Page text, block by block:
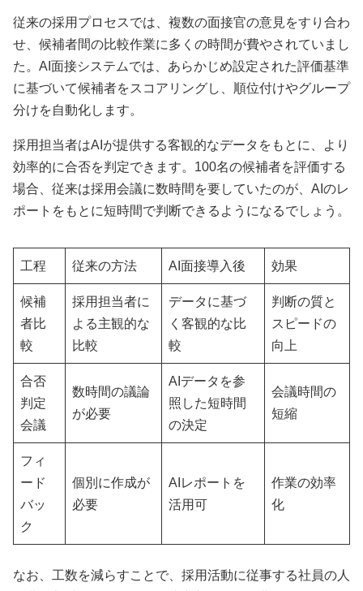
従来の採用プロセスでは、複数の面接官の意見をすり合わ
せ、候補者間の比較作業に多くの時間が費やされていまし
た。AI面接システムでは、あらかじめ設定された評価基準
に基づいて候補者をスコアリングし、順位付けやグループ
分けを自動化します。
採用担当者はAIが提供する客観的なデータをもとに、より
効率的に合否を判定できます。100名の候補者を評価する
場合、従来は採用会議に数時間を要していたのが、AIのレ
ポートをもとに短時間で判断できるようになるでしょう。
工程 従来の方法 AI面接導入後 効果
候補
者比
較
採用担当者に
よる主観的な
比較
データに基づ
く客観的な比
較
判断の質と
スピードの
向上
合否
判定
会議
数時間の議論
が必要
AIデータを参
照した短時間
の決定
会議時間の
短縮
フィ
ード
バッ
ク
個別に作成が
必要
AIレポートを
活用可
作業の効率
化
なお、工数を減らすことで、採用活動に従事する社員の人